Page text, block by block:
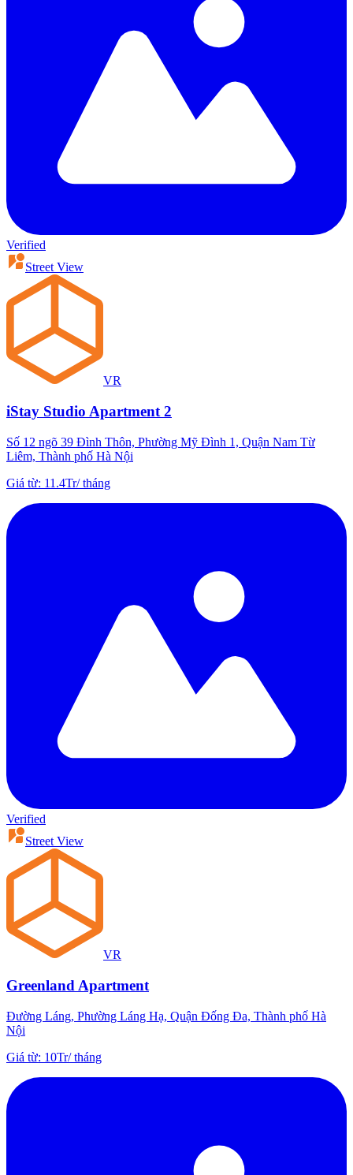
Verified
Street View
VR
iStay Studio Apartment 2
Số 12 ngõ 39 Đình Thôn, Phường Mỹ Đình 1, Quận Nam Từ
Liêm, Thành phố Hà Nội
Giá từ: 11.4Tr/tháng
Verified
Street View
VR
Greenland Apartment
Đường Láng, Phường Láng Hạ, Quận Đống Đa, Thành phố Hà
Nội
Giá từ: 10Tr/tháng